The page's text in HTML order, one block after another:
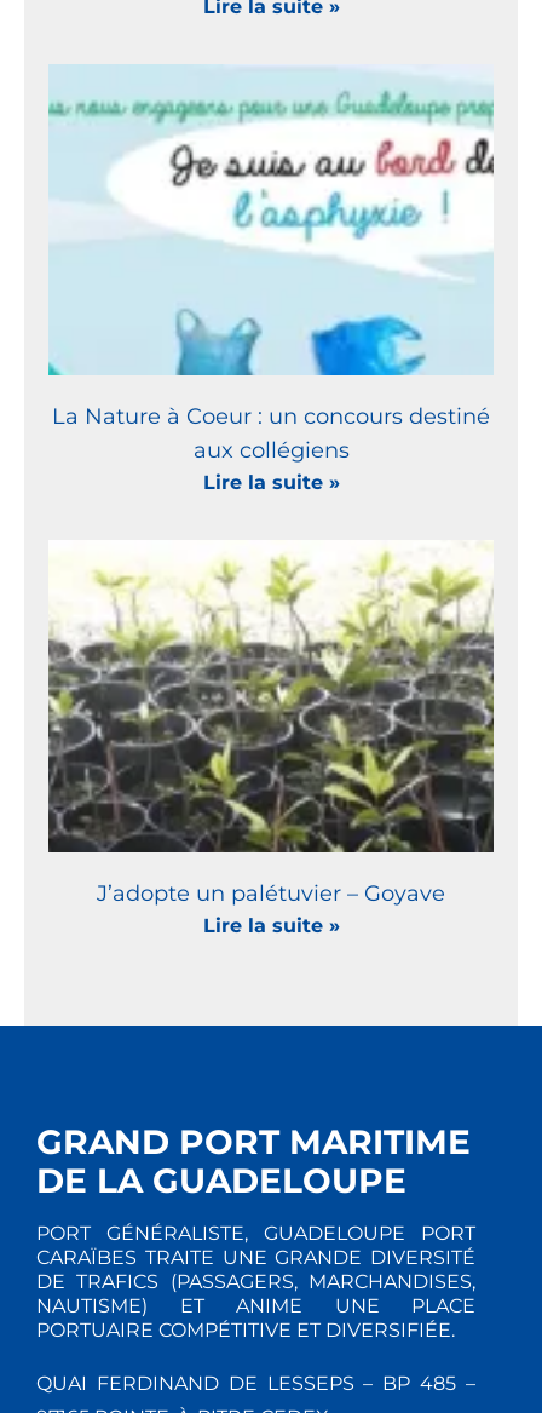
Lire la suite »
La Nature à Coeur : un concours destiné
aux collégiens
Lire la suite »
J’adopte un palétuvier – Goyave
Lire la suite »
GRAND PORT MARITIME
DE LA GUADELOUPE
PORT GÉNÉRALISTE, GUADELOUPE PORT
CARAÏBES TRAITE UNE GRANDE DIVERSITÉ
DE TRAFICS (PASSAGERS, MARCHANDISES,
NAUTISME) ET ANIME UNE PLACE
PORTUAIRE COMPÉTITIVE ET DIVERSIFIÉE.
QUAI FERDINAND DE LESSEPS – BP 485 –